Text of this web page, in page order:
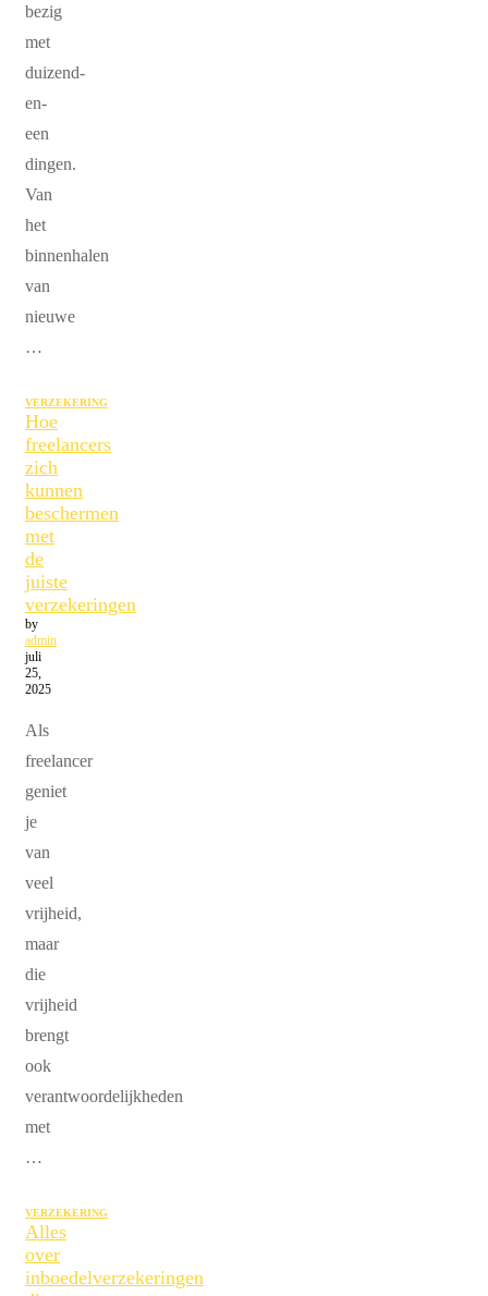
bezig
met
duizend-
en-
een
dingen.
Van
het
binnenhalen
van
nieuwe
…
VERZEKERING
Hoe
freelancers
zich
kunnen
beschermen
met
de
juiste
verzekeringen
by
admin
juli
25,
2025
Als
freelancer
geniet
je
van
veel
vrijheid,
maar
die
vrijheid
brengt
ook
verantwoordelijkheden
met
…
VERZEKERING
Alles
over
inboedelverzekeringen